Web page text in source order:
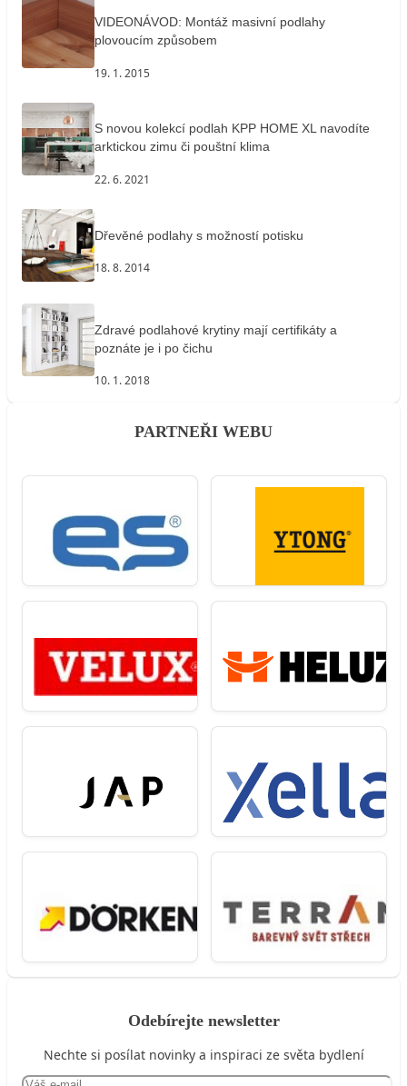
VIDEONÁVOD: Montáž masivní podlahy
plovoucím způsobem
19. 1. 2015
S novou kolekcí podlah KPP HOME XL navodíte
arktickou zimu či pouštní klima
22. 6. 2021
Dřevěné podlahy s možností potisku
18. 8. 2014
Zdravé podlahové krytiny mají certifikáty a
poznáte je i po čichu
10. 1. 2018
PARTNEŘI WEBU
Odebírejte newsletter
Nechte si posílat novinky a inspiraci ze světa bydlení